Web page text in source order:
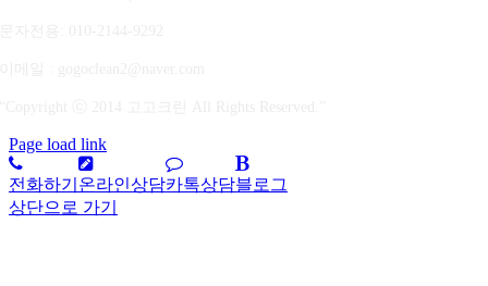
Page load link
전화하기 온라인상담카톡상담블로그
상단으로 가기